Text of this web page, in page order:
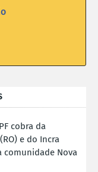
cobra da
e do Incra
comunidade Nova